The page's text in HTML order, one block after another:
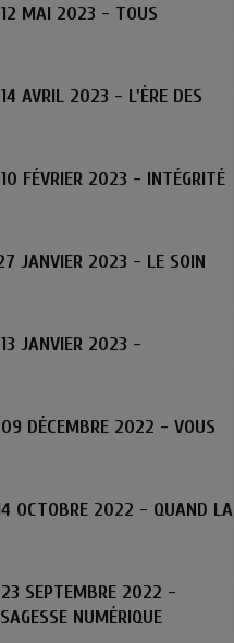
12 MAI 2023 - TOUS
AVRIL 2023 - L'ÈRE DES
FÉVRIER 2023 - INTÉGRITÉ
JANVIER 2023 - LE SOIN
13 JANVIER 2023 -
09 DÉCEMBRE 2022 - VOUS
OCTOBRE 2022 - QUAND LA
23 SEPTEMBRE 2022 -
NUMÉRIQUE